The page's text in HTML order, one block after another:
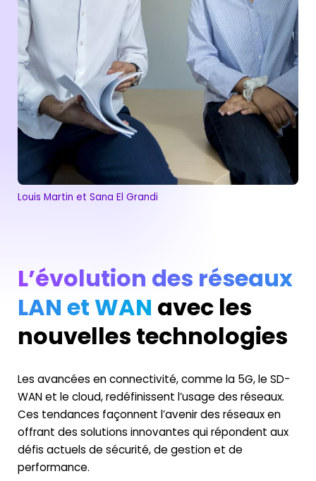
Louis Martin et Sana El Grandi
L’évolution des réseaux
LAN et WAN avec les
nouvelles technologies
Les avancées en connectivité, comme la 5G, le SD-
WAN et le cloud, redéfinissent l’usage des réseaux.
Ces tendances façonnent l’avenir des réseaux en
offrant des solutions innovantes qui répondent aux
défis actuels de sécurité, de gestion et de
performance.